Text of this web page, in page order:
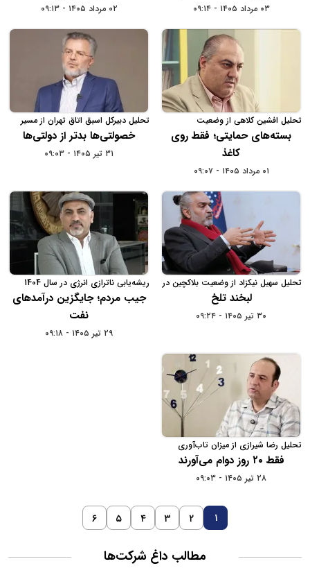
۰۳ مرداد ۱۴۰۵ - ۰۹:۱۴ ۰۲ مرداد ۱۴۰۵ - ۰۹:۱۳
تحلیل افشین کلاهی از وضعیت
کسب‌وکارهای آنلاین و شرکت‌های
بسته‌های حمایتی؛ فقط روی
کاغذ
۰۱ مرداد ۱۴۰۵ - ۰۹:۰۷
تحلیل دبیرکل اسبق اتاق تهران از مسیر
رشد اقتصاد ایران
خصولتی‌ها بدتر از دولتی‌ها
۳۱ تیر ۱۴۰۵ - ۰۹:۰۳
تحلیل سهیل نیکزاد از وضعیت بلاکچین در
لبخند تلخ
۳۰ تیر ۱۴۰۵ - ۰۹:۲۴
ریشه‌یابی ناترازی انرژی در سال 1404
توسط حمیدرضا صالحی
جیب مردم؛ جایگزین درآمدهای
نفت
۲۹ تیر ۱۴۰۵ - ۰۹:۱۸
تحلیل رضا شیرازی از میزان تاب‌آوری
کسب‌وکارهای اینترنتی در ایران
فقط ۲۰ روز دوام می‌آورند
۲۸ تیر ۱۴۰۵ - ۰۹:۰۳
۱ ۲ ۳ ۴ ۵ ۶
مطالب داغ شرکت‌ها